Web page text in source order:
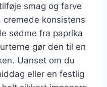
smag og farve
konsistens
sødme fra paprika
gør den til en
Uanset om du
eller en festlig